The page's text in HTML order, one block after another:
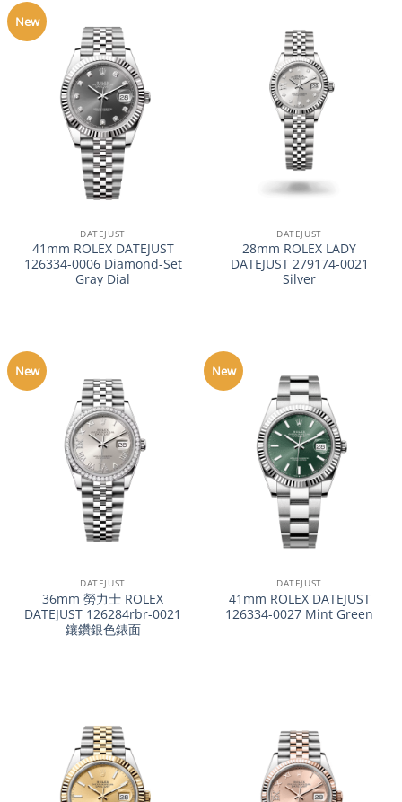
New
DATEJUST
41mm ROLEX DATEJUST
126334-0006 Diamond-Set
Gray Dial
DATEJUST
28mm ROLEX LADY
DATEJUST 279174-0021
Silver
New
DATEJUST
36mm 勞力士 ROLEX
DATEJUST 126284rbr-0021
鑲鑽銀色錶面
New
DATEJUST
41mm ROLEX DATEJUST
126334-0027 Mint Green